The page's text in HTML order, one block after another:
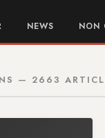
NEWS NON
— 2663